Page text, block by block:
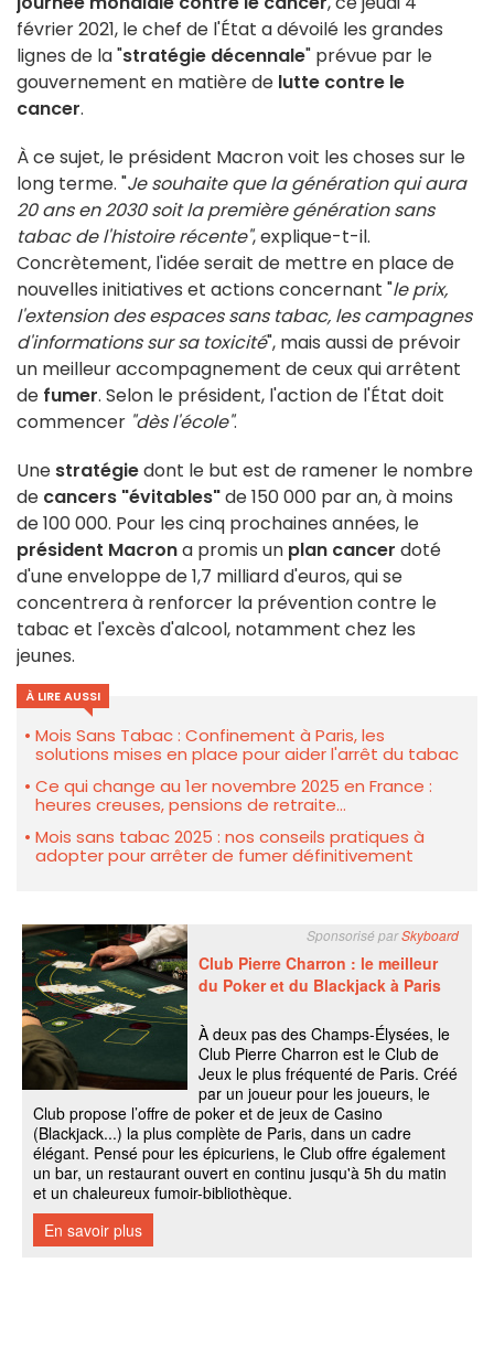
février 2021, le chef de l'État a dévoilé les grandes
lignes de la "stratégie décennale" prévue par le
gouvernement en matière de lutte contre le
cancer.
À ce sujet, le président Macron voit les choses sur le
long terme. "Je souhaite que la génération qui aura
20 ans en 2030 soit la première génération sans
tabac de l'histoire récente", explique-t-il.
Concrètement, l'idée serait de mettre en place de
nouvelles initiatives et actions concernant "le prix,
l'extension des espaces sans tabac, les campagnes
d'informations sur sa toxicité", mais aussi de prévoir
un meilleur accompagnement de ceux qui arrêtent
de fumer. Selon le président, l'action de l'État doit
commencer "dès l'école".
Une stratégiedont le but est de ramener le nombre
de cancers "évitables"de 150 000 par an, à moins
de 100 000. Pour les cinq prochaines années, le
président Macrona promis un plan cancer doté
d'une enveloppe de 1,7 milliard d'euros, qui se
concentrera à renforcer la prévention contre le
tabac et l'excès d'alcool, notamment chez les
jeunes.
À LIRE AUSSI
Mois Sans Tabac : Confinement à Paris, les
solutions mises en place pour aider l'arrêt du tabac
Ce qui change au 1er novembre 2025 en France :
heures creuses, pensions de retraite...
Mois sans tabac 2025 : nos conseils pratiques à
adopter pour arrêter de fumer définitivement